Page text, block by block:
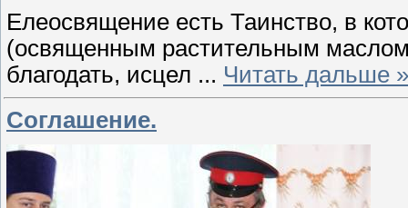
Елеосвящение есть Таинство, в
(освященным растительным
благодать, исцел ... Читать дальше »
Соглашение.